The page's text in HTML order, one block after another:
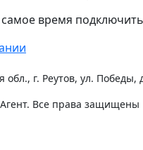
время
г. Реутов, ул. Победы,
Все права защищены